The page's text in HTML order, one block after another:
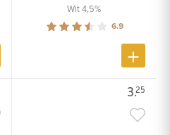
Wit 4,5%
6.9
3.25